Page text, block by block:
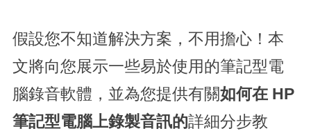
假設您不知道解決方案，不用擔心！本
文將向您展示一些易於使用的筆記型電
腦錄音軟體，並為您提供有關如何在 HP
筆記型電腦上錄製音訊的詳細分步教